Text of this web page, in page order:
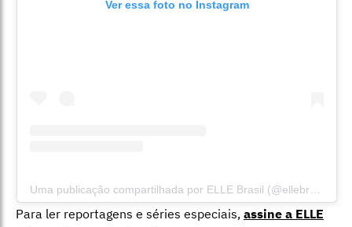
Ver essa foto no Instagram
Uma publicação compartilhada por ELLE Brasil (@ellebrasil)
Para ler reportagens e séries especiais, assine a ELLE